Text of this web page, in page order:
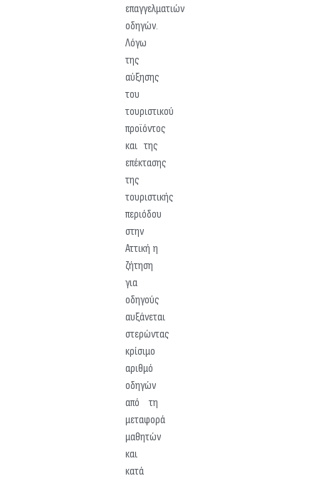
επαγγελματιών
οδηγών.
Λόγω
της
αύξησης
του
τουριστικού
προϊόντος
και της
επέκτασης
της
τουριστικής
περιόδου
στην
Αττική η
ζήτηση
για
οδηγούς
αυξάνεται
στερώντας
κρίσιμο
αριθμό
οδηγών
από τη
μεταφορά
μαθητών
και
κατά